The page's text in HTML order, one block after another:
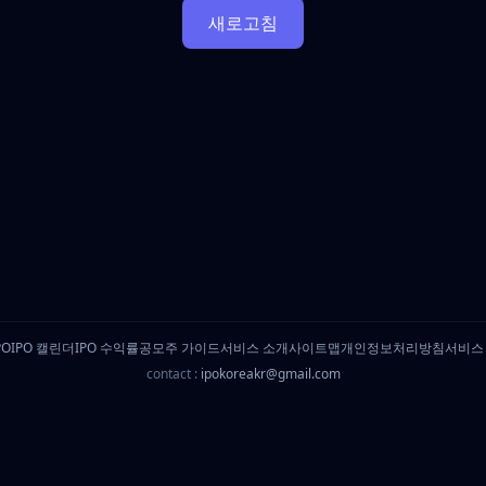
새로고침
IPO 캘린더IPO 수익률공모주 가이드서비스 소개사이트맵개인정보처리방침서비
contact : ipokoreakr@gmail.com